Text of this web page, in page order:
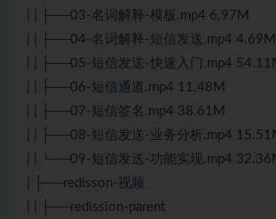
| | ├──03-名词解释-模板.mp4 6.97M
| | ├──04-名词解释-短信发送.mp4 4.69M
| | ├──05-短信发送-快速入门.mp4
| | ├──06-短信通道.mp4 11.48M
| | ├──07-短信签名.mp4 38.61M
| | ├──08-短信发送-业务分析.mp4
| | └──09-短信发送-功能实现.mp4
| ├──redisson-视频
| | ├──redission-parent